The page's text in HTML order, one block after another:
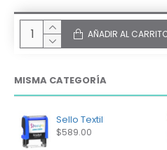
AÑADIR AL
MISMA CATEGORÍA
Sello Textil
$589.00